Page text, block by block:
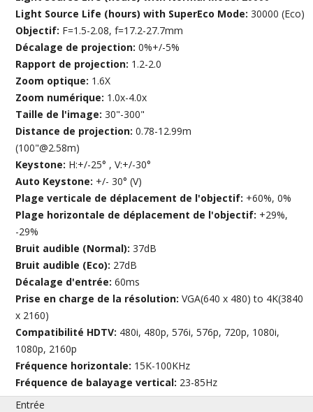
Light Source Life (hours) with SuperEco Mode:30000 (Eco)
Objectif: F=1.5-2.08, f=17.2-27.7mm
Décalage de projection:0%+/-5%
Rapport de projection: 1.2-2.0
Zoom optique: 1.6X
Zoom numérique: 1.0x-4.0x
Taille de l'image:30"-300"
Distance de projection:0.78-12.99m
(100"@2.58m)
Keystone: H:+/-25° , V:+/-30°
Auto Keystone: +/- 30° (V)
Plage verticale de déplacement de l'objectif: +60%, 0%
Plage horizontale de déplacement de l'objectif: +29%,
-29%
Bruit audible (Normal):37dB
Bruit audible (Eco): 27dB
Décalage d'entrée:60ms
Prise en charge de la résolution:VGA(640 x 480) to 4K(3840
x 2160)
Compatibilité HDTV: 480i, 480p, 576i, 576p, 720p, 1080i,
1080p, 2160p
Fréquence horizontale: 15K-100KHz
Fréquence de balayage vertical: 23-85Hz
Entrée